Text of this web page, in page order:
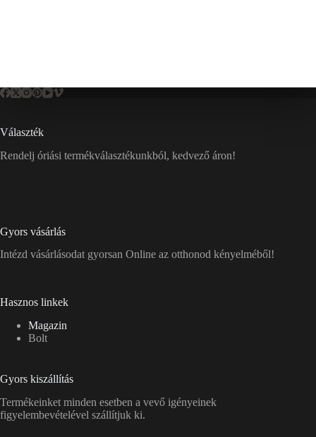
Választék
Rendelj óriási termékválasztékunkból, kedvező áron!
Gyors vásárlás
Intézd vásárlásodat gyorsan Online az otthonod kényelméből!
Hasznos linkek
Magazin
Bolt
Gyors kiszállítás
Termékeinket minden esetben a vevő igényeinek
figyelembevételével szállítjuk ki.